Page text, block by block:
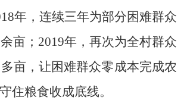
年，连续三年为部分困难群众
亩；2019年，再次为全村群众
亩，让困难群众零成本完成农
住粮食收成底线。